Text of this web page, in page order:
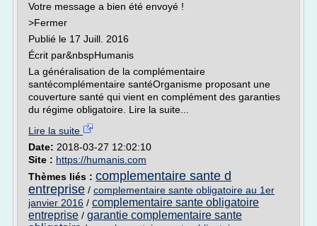
Votre message a bien été envoyé !
>Fermer
Publié le 17 Juill. 2016
Écrit par&nbspHumanis
La généralisation de la complémentaire
santécomplémentaire santéOrganisme proposant une
couverture santé qui vient en complément des garanties
du régime obligatoire. Lire la suite...
Lire la suite
Date: 2018-03-27 12:02:10
Site : https://humanis.com
Thèmes liés : complementaire sante d
entreprise / complementaire sante obligatoire au 1er
janvier 2016 / complementaire sante obligatoire
entreprise / garantie complementaire sante